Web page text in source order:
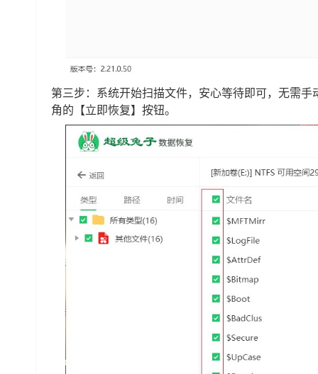
第三步：系统开始扫描文件，安心等待即可，无需
角的【立即恢复】按钮。